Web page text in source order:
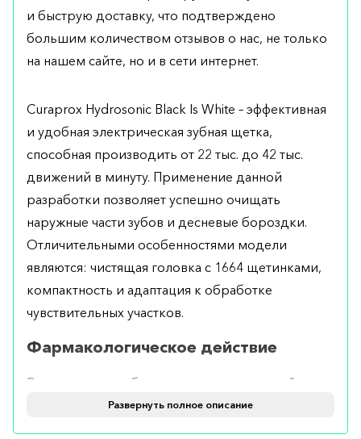
и быструю доставку, что подтверждено
большим количеством отзывов о нас, не только
на нашем сайте, но и в сети интернет.
Curaprox Hydrosonic Black Is White – эффективная
и удобная электрическая зубная щетка,
способная производить от 22 тыс. до 42 тыс.
движений в минуту. Применение данной
разработки позволяет успешно очищать
наружные части зубов и десневые бороздки.
Отличительными особенностями модели
являются: чистящая головка с 1664 щетинками,
компактность и адаптация к обработке
чувствительных участков.
Фармакологическое действие
Электрощетка обеспечивает комплексный
эффект – удаляет частицы пищи с поверхности
Развернуть полное описание